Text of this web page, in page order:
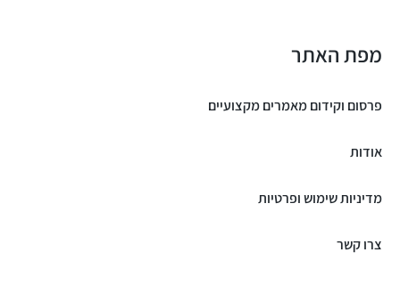
מפת האתר
פרסום וקידום מאמרים מקצועיים
אודות
מדיניות שימוש ופרטיות
צרו קשר